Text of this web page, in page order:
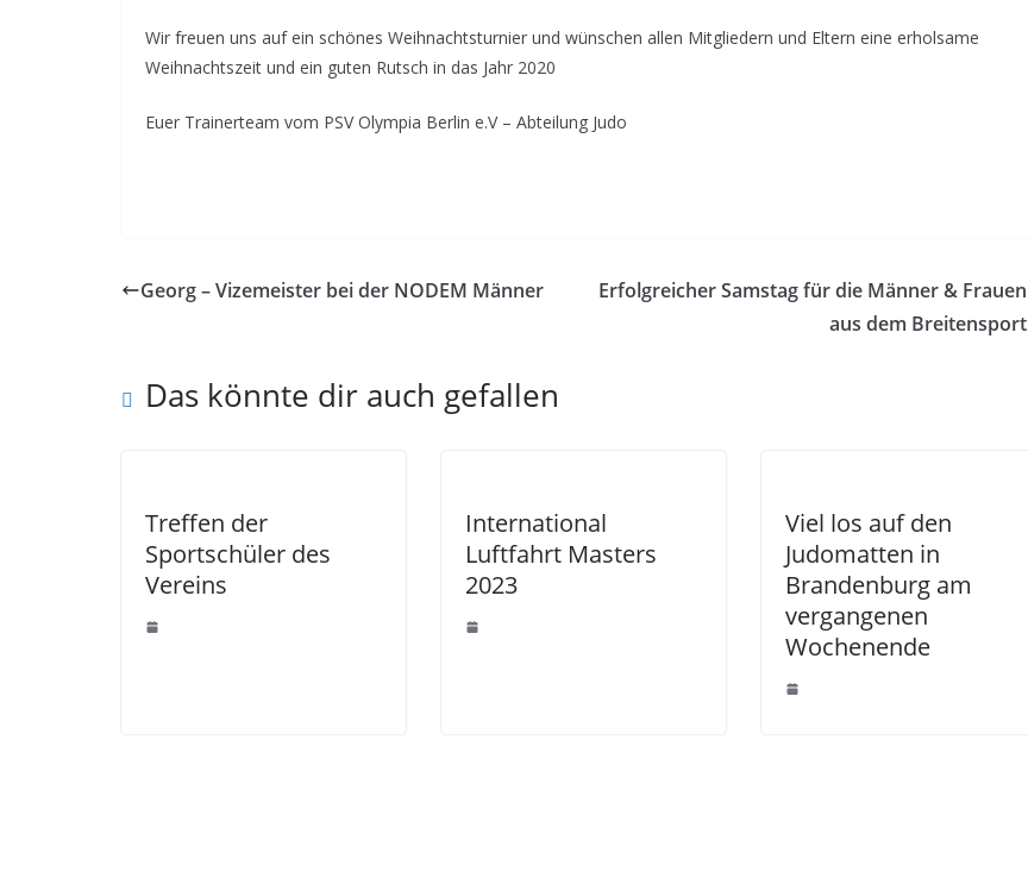
Wir freuen uns auf ein schönes Weihnachtsturnier und wünschen allen Mitgliedern und Eltern eine erholsame
Weihnachtszeit und ein guten Rutsch in das Jahr 2020
Euer Trainerteam vom PSV Olympia Berlin e.V – Abteilung Judo
Georg – Vizemeister bei der NODEM Männer
Erfolgreicher Samstag für die Männer & Frauen
aus dem Breitensport
Das könnte dir auch gefallen
Treffen der
Sportschüler des
Vereins
International
Luftfahrt Masters
2023
Viel los auf den
Judomatten in
Brandenburg am
vergangenen
Wochenende